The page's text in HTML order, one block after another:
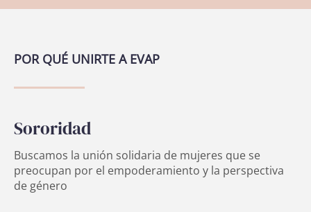
POR QUÉ UNIRTE A EVAP
Sororidad
Buscamos la unión solidaria de mujeres que se
preocupan por el empoderamiento y la perspectiva
de género